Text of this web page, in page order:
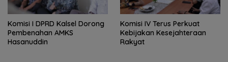
Komisi I DPRD Kalsel Dorong
Pembenahan AMKS
Hasanuddin
Komisi IV Terus Perkuat
Kebijakan Kesejahteraan
Rakyat